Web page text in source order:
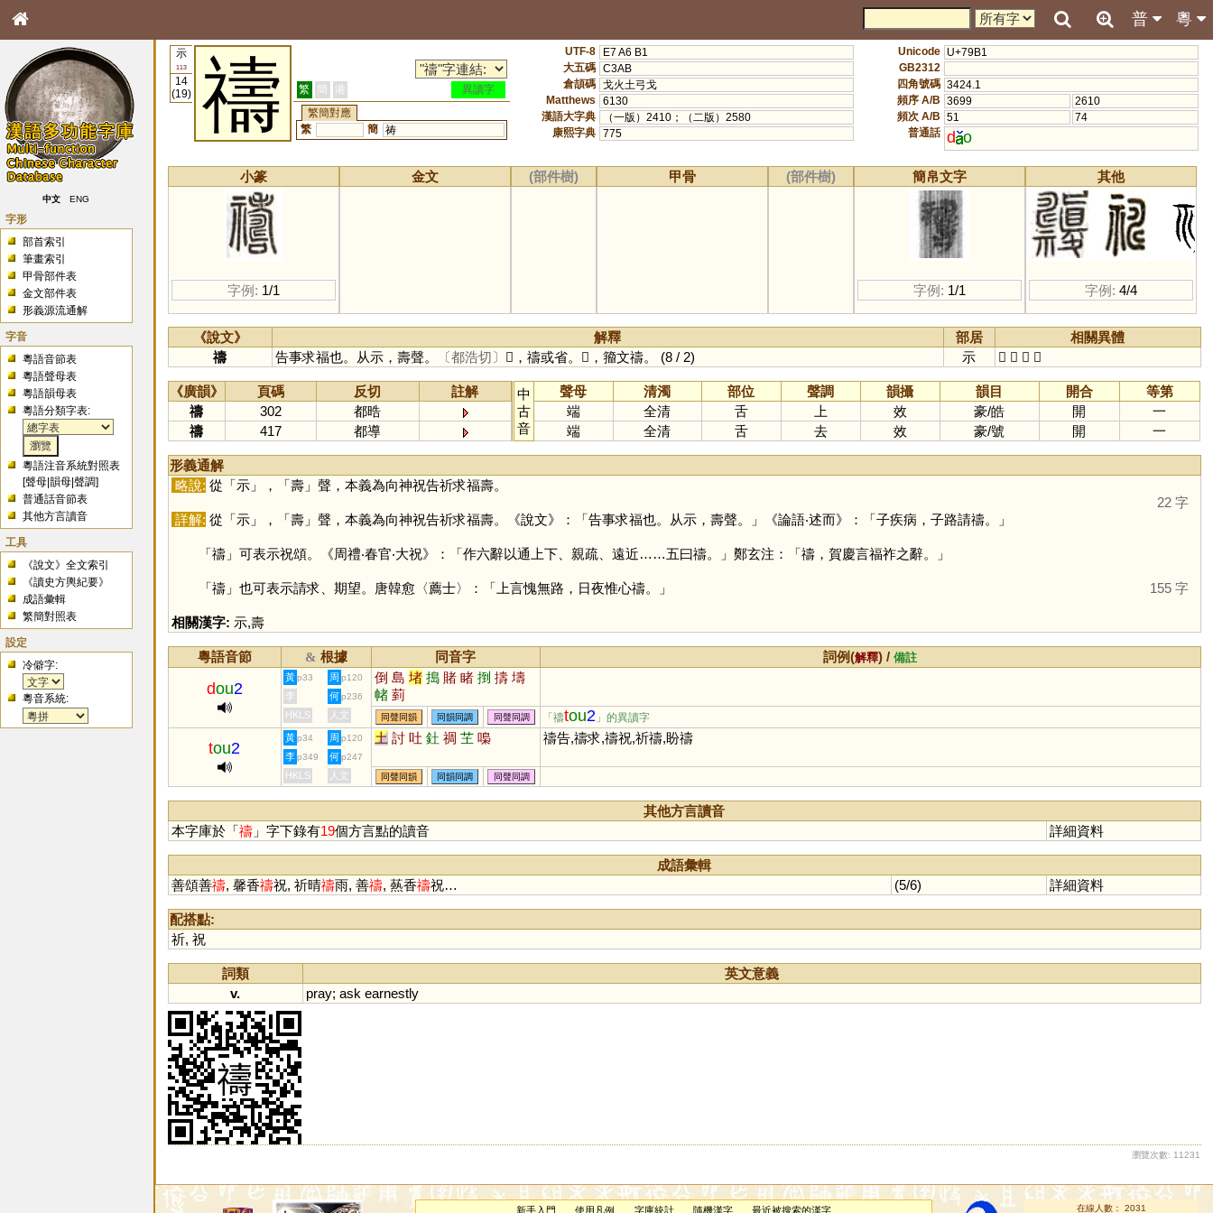
粵
普
中文 ENG
字形
部首索引
筆畫索引
甲骨部件表
金文部件表
形義源流通解
字音
粵語音節表
粵語聲母表
粵語韻母表
粵語分類字表:
粵語注音系統對照表
[聲母 |韻母 |聲調]
普通話音節表
其他方言讀音
工具
《說文》全文索引
《讀史方輿紀要》
成語彙輯
繁簡對照表
設定
冷僻字:
粵音系統:
示
113
14
(19)
禱 繁 簡 港
異讀字
繁簡對應
繁
簡 祷
UTF-8
E7 A6 B1
大五碼 C3AB
倉頡碼 戈火土弓戈
Matthews
6130
漢語大字典
（一版）2410；（二版）2580
康熙字典 775
Unicode U+79B1
GB2312
四角號碼 3424.1
頻序 A/B 3699
2610
頻次 A/B 51
74
普通話 d o
小篆
字例: 1/1
金文 (部件樹) 甲骨 (部件樹) 簡帛文字
字例: 1/1
其他
字例: 4/4
《說文》 解釋 部居
相關異體
禱
告事求福也。从示，壽聲。 〔都浩切〕 𥙸，禱或省。𥜹，籀文禱。 (8 / 2) 示 𥙸 𥛇 𥛈 𥜹
《廣韻》 頁碼 反切
註解
禱
302
都晧
禱
417 都導
中
古
音
聲母 清濁 部位 聲調 韻攝 韻目 開合
等第
端
全清 舌 上 效 豪/皓 開
一
端
全清 舌 去 效 豪/號 開 一
形義通解
略說: 從「示」，「壽」聲，本義為向神祝告祈求福壽。
22 字
詳解: 從「示」，「壽」聲，本義為向神祝告祈求福壽。《說文》：「告事求福也。从示，壽聲。」《論語‧述而》：「子疾病，子路請禱。」
「禱」可表示祝頌。《周禮‧春官‧大祝》：「作六辭以通上下、親疏、遠近……五曰禱。」鄭玄注：「禱，賀慶言福祚之辭。」
「禱」也可表示請求、期望。唐韓愈〈薦士〉：「上言愧無路，日夜惟心禱。」 155 字
相關漢字: 示,壽
粵語音節 & 根據 同音字 詞例(解釋) /備註
dou2
黃 p33 周 p120 倒 島 堵 搗 賭 睹 捯 擣 壔
帾 菿
李 何 p236
HKLS 人文 同聲同韻 同韻同調 同聲同調 「禱tou2 」的異讀字
tou2
黃 p34 周 p120 土 討 吐 釷 禂 芏 嘄 禱告,禱求,禱祝,祈禱,盼禱
李 p349 何 p247
HKLS 人文 同聲同韻 同韻同調 同聲同調
其他方言讀音
本字庫於「禱」字下錄有19個方言點的讀音 詳細資料
成語彙輯
善頌善禱, 馨香禱祝, 祈晴禱雨, 善禱, 爇香禱祝… (5/6) 詳細資料
配搭點:
祈, 祝
詞類
英文意義
v.
pray; ask earnestly
瀏覽次數: 11231
新手入門 使用凡例 字庫統計 隨機漢字 最近被搜索的漢字 在線人數： 2031